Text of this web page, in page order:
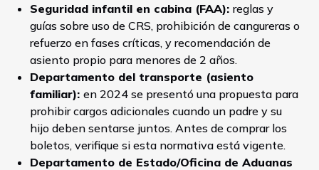
Seguridad infantil en cabina (FAA): reglas y
guías sobre uso de CRS, prohibición de cangureras o
refuerzo en fases críticas, y recomendación de
asiento propio para menores de 2 años.
Departamento del transporte (asiento
familiar): en 2024 se presentó una propuesta para
prohibir cargos adicionales cuando un padre y su
hijo deben sentarse juntos. Antes de comprar los
boletos, verifique si esta normativa está vigente.
Departamento de Estado/Oficina de Aduanas